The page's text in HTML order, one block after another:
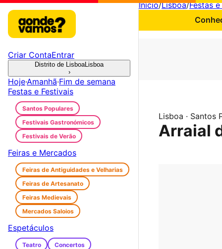
Início/Lisboa/Festas
Lisboa · Santos
Arraial
Criar ContaEntrar
Distrito de LisboaLisboa
›
Hoje·Amanhã·Fim de semana
Festas e Festivais
Santos Populares
Festivais Gastronómicos
Festivais de Verão
Feiras e Mercados
Feiras de Antiguidades e Velharias
Feiras de Artesanato
Feiras Medievais
Mercados Saloios
Espetáculos
Teatro
Concertos